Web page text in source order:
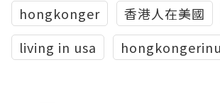
hongkonger 香港人在美國
living in usa